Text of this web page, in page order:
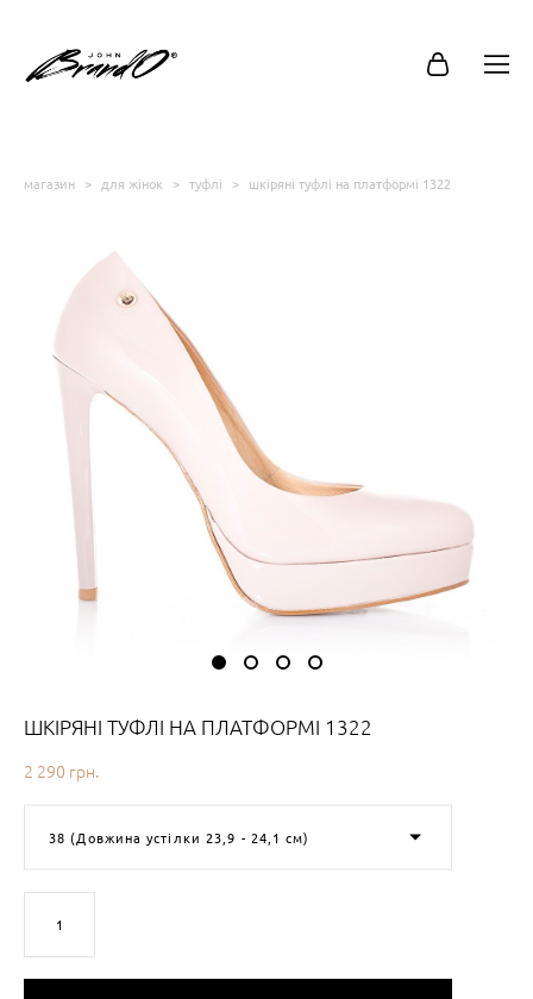
магазин > для жінок > туфлі > шкіряні туфлі на платформі 1322
ШКІРЯНІ ТУФЛІ НА ПЛАТФОРМІ 1322
2 290 грн.
38 (Довжина устілки 23,9 - 24,1 см)